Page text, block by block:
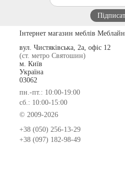
Інтернет магазин меблів Меблайн
вул. Чистяківська, 2а, офіс 12
(ст. метро Святошин)
м. Київ
Україна
03062
пн.-пт.: 10:00-19:00
сб.: 10:00-15:00
© 2009-2026
+38 (050) 256-13-29
+38 (097) 182-98-49